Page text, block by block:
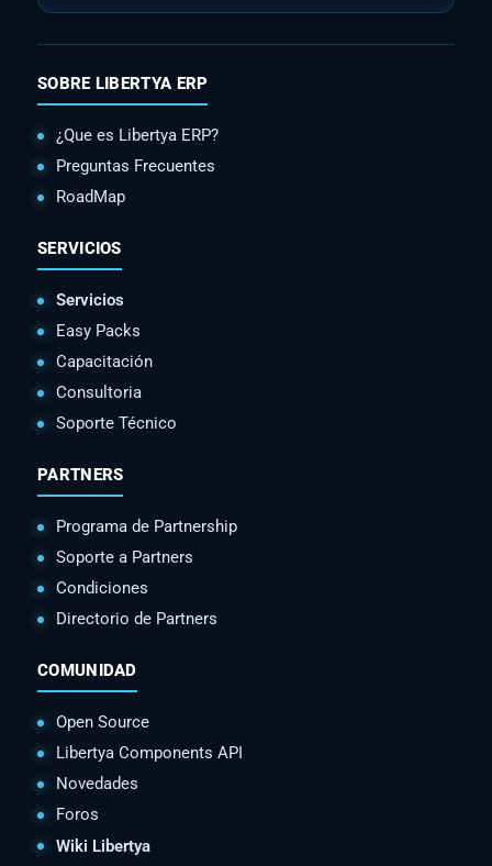
SOBRE LIBERTYA ERP
¿Que es Libertya ERP?
Preguntas Frecuentes
RoadMap
SERVICIOS
Servicios
Easy Packs
Capacitación
Consultoria
Soporte Técnico
PARTNERS
Programa de Partnership
Soporte a Partners
Condiciones
Directorio de Partners
COMUNIDAD
Open Source
Libertya Components API
Novedades
Foros
Wiki Libertya